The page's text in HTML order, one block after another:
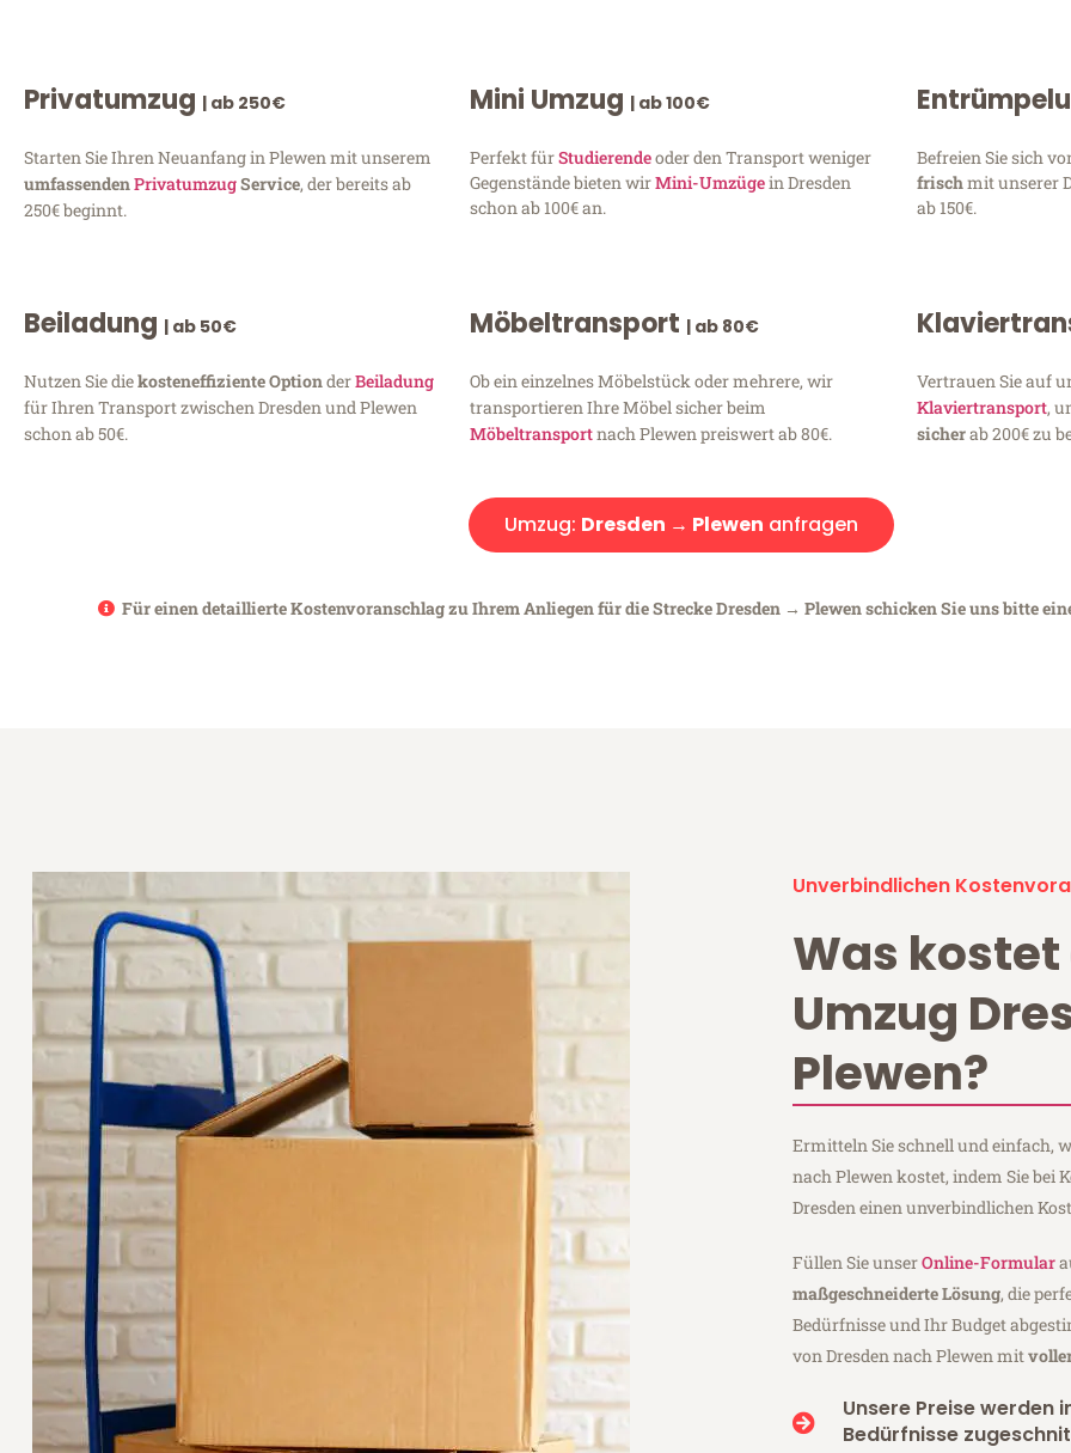
Privatumzug | ab 250€
Starten Sie Ihren Neuanfang in Plewen mit unserem
umfassendenPrivatumzugService, der bereits ab
250€ beginnt.
Mini Umzug | ab 100€
Perfekt fürStudierendeoder den Transport weniger
Gegenstände bieten wirMini-Umzügein Dresden
schon ab 100€ an.
Befreien Sie sich
frischmit unserer
ab 150€.
Beiladung | ab 50€
Nutzen Sie diekosteneffiziente OptionderBeiladung
für Ihren Transport zwischen Dresden und Plewen
schon ab 50€.
Möbeltransport | ab 80€
Ob ein einzelnes Möbelstück oder mehrere, wir
transportieren Ihre Möbel sicher beim
Möbeltransportnach Plewen preiswert ab 80€.
Vertrauen Sie auf
Klaviertransport,
sicherab 200€ zu
Umzug: Dresden → Plewen anfragen
Für einen detaillierte Kostenvoranschlag zu Ihrem Anliegen für die Strecke Dresden → Plewen schicken Sie uns bitte
Unverbindlichen
Was kostet
Umzug
Plewen?
Ermitteln Sie schnell und einfach,
nach Plewen kostet, indem Sie bei
Dresden einen unverbindlichen
Füllen Sie unserOnline-Formular
maßgeschneiderte Lösung, die
Bedürfnisse und Ihr Budget
von Dresden nach Plewen mit
Unsere Preise werden
Bedürfnisse